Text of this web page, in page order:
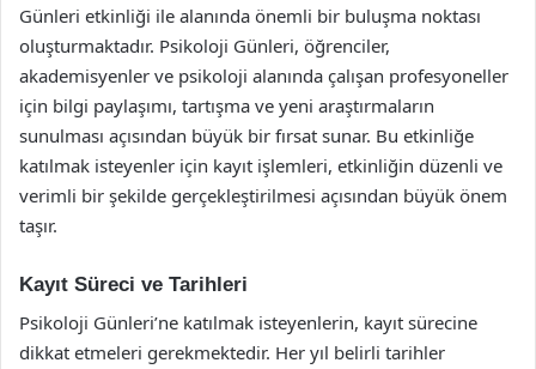
Günleri etkinliği ile alanında önemli bir buluşma noktası
oluşturmaktadır. Psikoloji Günleri, öğrenciler,
akademisyenler ve psikoloji alanında çalışan profesyoneller
için bilgi paylaşımı, tartışma ve yeni araştırmaların
sunulması açısından büyük bir fırsat sunar. Bu etkinliğe
katılmak isteyenler için kayıt işlemleri, etkinliğin düzenli ve
verimli bir şekilde gerçekleştirilmesi açısından büyük önem
taşır.
Kayıt Süreci ve Tarihleri
Psikoloji Günleri’ne katılmak isteyenlerin, kayıt sürecine
dikkat etmeleri gerekmektedir. Her yıl belirli tarihler